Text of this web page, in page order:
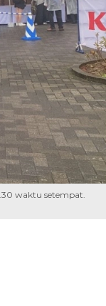
waktu setempat.